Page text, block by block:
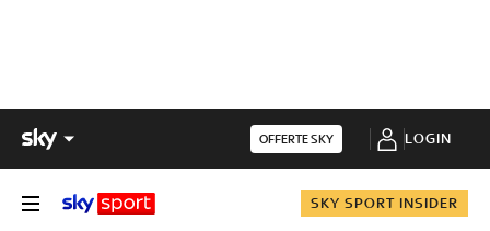
OFFERTE SKY LOGIN
SKY SPORT INSIDER